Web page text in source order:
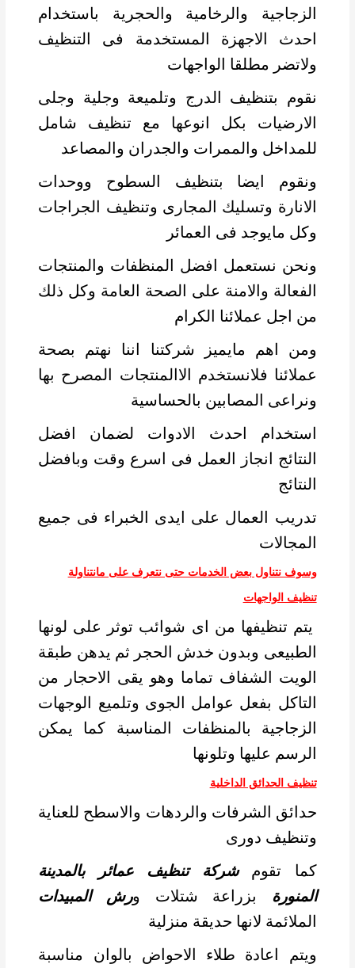
الزجاجية والرخامية والحجرية باستخدام
احدث الاجهزة المستخدمة فى التنظيف
ولاتضر مطلقا الواجهات
نقوم بتنظيف الدرج وتلميعة وجلية وجلى
الارضيات بكل انوعها مع تنظيف شامل
للمداخل والممرات والجدران والمصاعد
ونقوم ايضا بتنظيف السطوح ووحدات
الانارة وتسليك المجارى وتنظيف الجراجات
وكل مايوجد فى العمائر
ونحن نستعمل افضل المنظفات والمنتجات
الفعالة والامنة على الصحة العامة وكل ذلك
من اجل عملائنا الكرام
ومن اهم مايميز شركتنا اننا نهتم بصحة
عملائنا فلانستخدم الاالمنتجات المصرح بها
ونراعى المصابين بالحساسية
استخدام احدث الادوات لضمان افضل
النتائج انجاز العمل فى اسرع وقت وبافضل
النتائج
تدريب العمال على ايدى الخبراء فى جميع
المجالات
وسوف نتناول بعض الخدمات حتى نتعرف على مانتناولة
تنظيف الواجهات
يتم تنظيفها من اى شوائب توثر على لونها
الطبيعى وبدون خدش الحجر ثم يدهن طبقة
الويت الشفاف تماما وهو يقى الاحجار من
التاكل بفعل عوامل الجوى وتلميع الوجهات
الزجاجية بالمنظفات المناسبة كما يمكن
الرسم عليها وتلونها
تنظيف الحدائق الداخلية
حدائق الشرفات والردهات والاسطح للعناية
وتنظيف دورى
كما تقوم شركة تنظيف عمائر بالمدينة
المنورة بزراعة شتلات ورش المبيدات
الملائمة لانها حديقة منزلية
ويتم اعادة طلاء الاحواض بالوان مناسبة